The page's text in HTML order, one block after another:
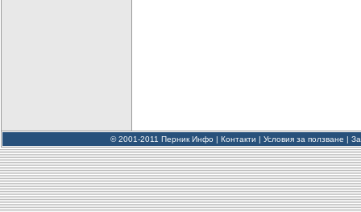
© 2001-2011 Перник Инфо | Контакти | Условия за ползване |